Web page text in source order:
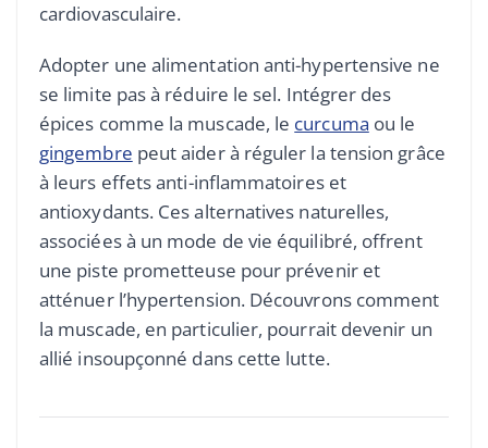
cardiovasculaire.
Adopter une alimentation anti-hypertensive ne
se limite pas à réduire le sel. Intégrer des
épices comme la muscade, le curcuma ou le
gingembre peut aider à réguler la tension grâce
à leurs effets anti-inflammatoires et
antioxydants. Ces alternatives naturelles,
associées à un mode de vie équilibré, offrent
une piste prometteuse pour prévenir et
atténuer l’hypertension. Découvrons comment
la muscade, en particulier, pourrait devenir un
allié insoupçonné dans cette lutte.